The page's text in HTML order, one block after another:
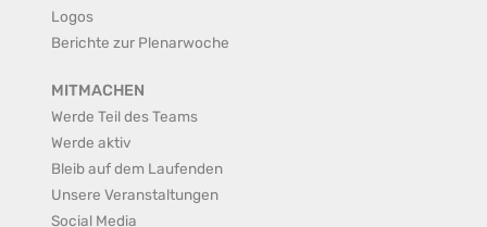
Logos
Berichte zur Plenarwoche
MITMACHEN
Werde Teil des Teams
Werde aktiv
Bleib auf dem Laufenden
Unsere Veranstaltungen
Social Media